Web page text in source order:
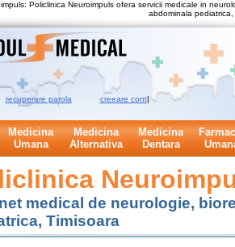
Policlinica Neuroimpuls ofera servicii medicale in
abdominala
recuperare parola |
creeare cont
Medicina
Umana
Medicina
Alternativa
Medicina
Dentara
medical de neurologie,
Timisoara